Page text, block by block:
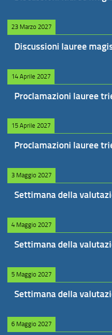
23 Marzo 2027
Discussioni lauree
14 Aprile 2027
Proclamazioni lauree
15 Aprile 2027
Proclamazioni lauree
3 Maggio 2027
Settimana della
4 Maggio 2027
Settimana della
5 Maggio 2027
Settimana della
6 Maggio 2027